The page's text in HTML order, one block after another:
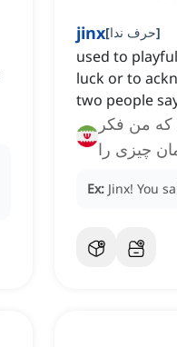
jinx[حرف ندا]
used to
luck or to
two people
که من فکر
چیزی را
Ex: Jinx! You